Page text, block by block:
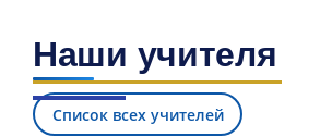
Наши учителя
Список всех учителей